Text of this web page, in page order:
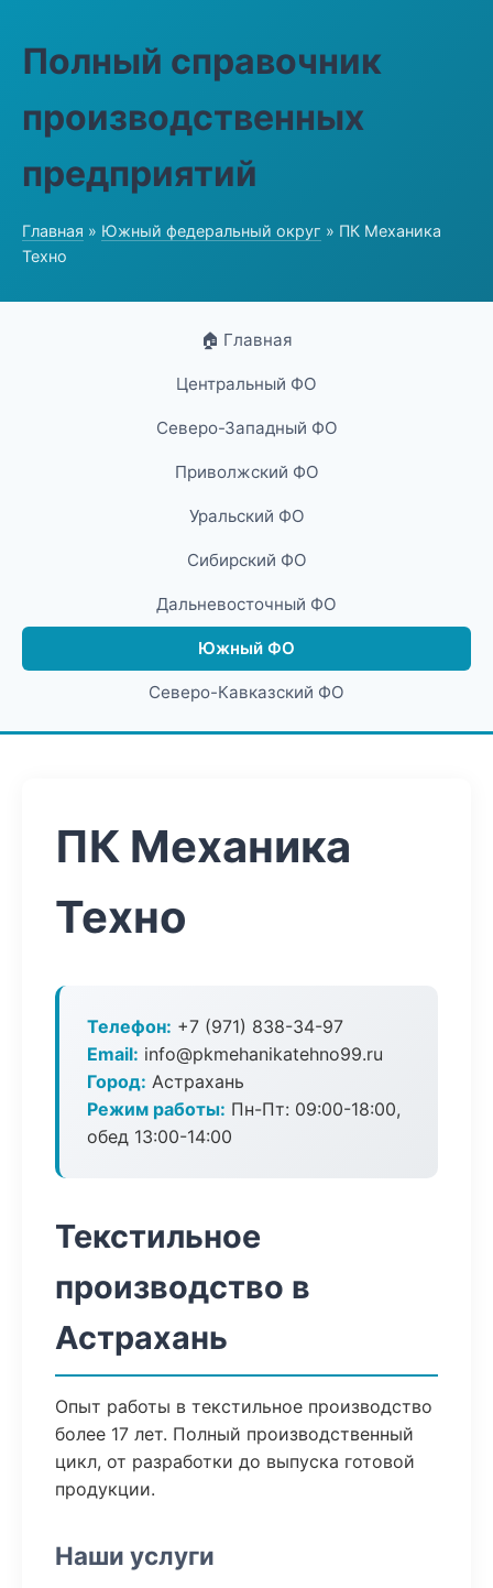
Полный справочник
производственных
предприятий
Главная » Южный федеральный округ » ПК Механика
Техно
🏠 Главная
Центральный ФО
Северо-Западный ФО
Приволжский ФО
Уральский ФО
Сибирский ФО
Дальневосточный ФО
Южный ФО
Северо-Кавказский ФО
ПК Механика
Техно
Телефон: +7 (971) 838-34-97
Email: info@pkmehanikatehno99.ru
Город: Астрахань
Режим работы: Пн-Пт: 09:00-18:00,
обед 13:00-14:00
Текстильное
производство в
Астрахань
Опыт работы в текстильное производство
более 17 лет. Полный производственный
цикл, от разработки до выпуска готовой
продукции.
Наши услуги